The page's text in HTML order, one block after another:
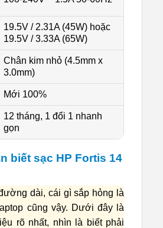
19.5V / 2.31A (45W) hoặc
19.5V / 3.33A (65W)
Chân kim nhỏ (4.5mm x
3.0mm)
Mới 100%
12 tháng, 1 đổi 1 nhanh
gọn
biết sạc HP Fortis 14
dài, cái gì sắp hỏng là
cũng vậy. Dưới đây là
rõ nhất, nhìn là biết phải